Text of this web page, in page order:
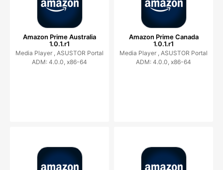
Amazon Prime Australia
1.0.1.r1
Media Player , ASUSTOR Portal
ADM: 4.0.0, x86-64
Amazon Prime Canada
1.0.1.r1
Media Player , ASUSTOR Portal
ADM: 4.0.0, x86-64